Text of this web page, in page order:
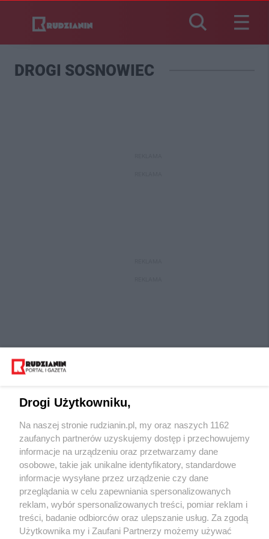
DROGI SOSNOWIEC
Wydawca mediów lokalnych
Nie zapomnij
zapoznać się z:
polityką prywatności regulamin korzystania z portali
Twojemiasto Skontaktuj sięz nami
Drogi Użytkowniku,
Na naszej stronie rudzianin.pl, my oraz naszych 1162
zaufanych partnerów uzyskujemy dostęp i przechowujemy
informacje na urządzeniu oraz przetwarzamy dane
osobowe, takie jak unikalne identyfikatory, standardowe
informacje wysyłane przez urządzenie czy dane
przeglądania w celu zapewniania spersonalizowanych
reklam, wybór spersonalizowanych treści, pomiar reklam i
treści, badanie odbiorców oraz ulepszanie usług. Za zgodą
Użytkownika my i Zaufani Partnerzy możemy używać